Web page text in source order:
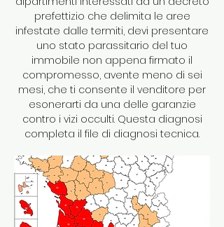
prefettizio che delimita le aree
infestate dalle termiti, devi presentare
uno stato parassitario del tuo
immobile non appena firmato il
compromesso, avente meno di sei
mesi, che ti consente il venditore per
esonerarti da una delle garanzie
contro i vizi occulti. Questa diagnosi
completa il file di diagnosi tecnica.